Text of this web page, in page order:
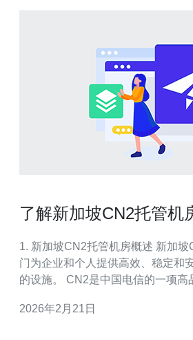
了解新加坡CN2托管机
1. 新加坡CN2托管机房概述 新加坡CN2托管机房是一个专
门为企业和个人提供高效、稳定和
的设施。 CN2是中国电信的一项高品质网络服务，代表着
优越的地理位置和先进的网络基础
2026年2月21日